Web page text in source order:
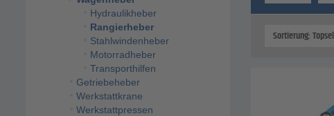
Hydraulikheber
Rangierheber
Stahlwindenheber
Motorradheber
Transporthilfen
Getriebeheber
Werkstattkrane
Werkstattpressen
Sortierung: